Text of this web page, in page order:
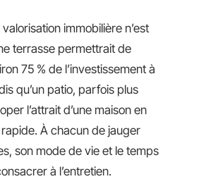
valorisation immobilière n’est
terrasse permettrait de
75 % de l’investissement à
qu’un patio, parfois plus
l’attrait d’une maison en
À chacun de jauger
son mode de vie et le temps
à l’entretien.